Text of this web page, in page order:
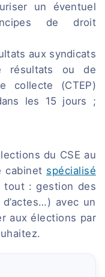
un éventuel
de droit
aux syndicats
résultats ou de
collecte (CTEP)
les 15 jours ;
du CSE au
cabinet spécialisé
tout : gestion des
avec un
aux élections par